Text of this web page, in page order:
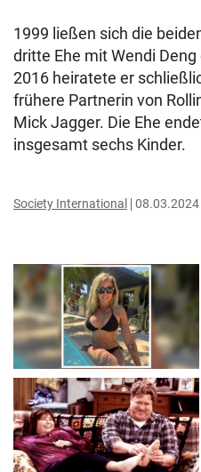
1999 ließen sich die
dritte Ehe mit Wendi
2016 heiratete er
frühere Partnerin von
Mick Jagger. Die Ehe
insgesamt sechs Kinder.
Society International 08.03.2024